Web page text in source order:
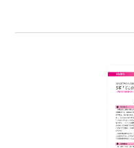
るして，水平に